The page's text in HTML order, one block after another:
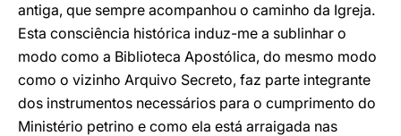
antiga, que sempre acompanhou o caminho da Igreja.
Esta consciência histórica induz-me a sublinhar o
modo como a Biblioteca Apostólica, do mesmo modo
como o vizinho Arquivo Secreto, faz parte integrante
dos instrumentos necessários para o cumprimento do
Ministério petrino e como ela está arraigada nas